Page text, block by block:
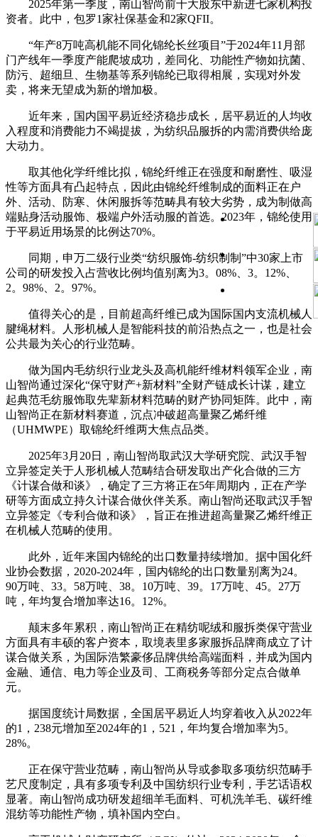
2025年第一季度，南山智尚前十大股东中新进七家机构投
资者。此中，包罗1家社保基金和2家QFII。
“年产8万吨高机能不同化锦纶长丝项目”于2024年11月部
门产线年一季度产能爬坡成功，差同化、功能性产物如抗菌、
防污、超细旦、生物基等系列锦纶已取得相展，实现对外发
卖，将来无望成为新的增加极。
近年来，国内国平易近经济稳步成长，居平易近的人均收
入程度和消费能力不竭提拔，为纺织品服拆的内需消费供给庞
大动力。
取其他化学纤维比拟，锦纶纤维正在强度和耐磨性、吸湿
性等方面具有凸起特点，因此由锦纶纤维制成的面料正在户
外、活动、防寒、休闲服拆等范畴具有较大劣势，成为制做高
端贴身活动服饰、极端户外活动服的首选。2023年，锦纶使用
于平易近用场景的比例达70%。
同期，申万二级行业类“纺织服饰-纺织制制”中30家上市
公司的研发投入占营收比例均值别离为3。08%、3。12%、
2。98%、2。97%。
值得关心的是，目前超高纤维已成为国际国内支流机械人
腱绳材料。人形机械人是智能科技的前沿热点之一，也是社会
公共最为关心的行业范畴。
做为国内毛纺织行业龙头及高机能纤维材料领军企业，南
山智尚通过深化“保守财产+新材料”全财产链成长计谋，建立
起典范毛纺服饰取先辈新材料范畴的财产协同矩阵。此中，南
山智尚正在新材料赛道，沉点冲破超高量聚乙烯纤维
（UHMWPE）取锦纶纤维两大焦点品类。
2025年3月20日，南山智尚取武汉大学研究院、武汉手智
立异签定关于人形机械人范畴结合研发取出产化合做的三方
《计谋合做和谈》，确定了三方将正在5年周期内，正在产学
研等方面成立持久计谋合做伙伴关系。南山智尚还取武汉手智
立异签定《专利合做和谈》，旨正在推进超高量聚乙烯纤维正
在机械人范畴的使用。
此外，近年来国内锦纶的出口数量持续增加。据中国化纤
业协会数据，2020-2024年，国内锦纶的出口数量别离为24。
90万吨、33。58万吨、38。10万吨、39。17万吨、45。27万
吨，年均复合增加率达16。12%。
颠末多年累积，南山智尚正在精纺呢绒和服拆类保守营业
方面具有丰硕的客户资本，取境表里多家服拆品牌商成立了计
谋合做关系，为国际浩繁豪侈品牌供给高端面料，并成为国内
金融、通信、电力等企业及司、工商税务等部分定点合做单
元。
据国度统计局数据，全国居平易近人均穿着收入从2022年
的1，238元增加至2024年的1，521，年均复合增加率为5。
28%。
正在保守营业范畴，南山智尚从导或参取多项纺织范畴手
艺尺度制定，具有多项专利及中国纺织行业专利，手艺话语权
显著。南山智尚成功研发超细羊毛面料、可机洗羊毛、碳纤维
混纺等功能性产物，填补国内空白。